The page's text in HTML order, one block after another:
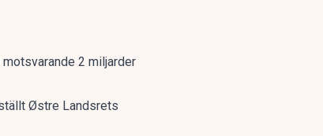
2 miljarder
Østre Landsrets